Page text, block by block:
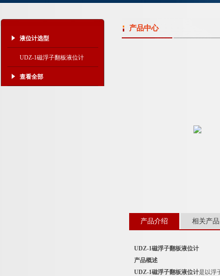
液位计选型
UDZ-1磁浮子翻板液位计
查看全部
产品中心
产品介绍 相关产品
UDZ-1磁浮子翻板液位计
产品概述
UDZ-1磁浮子翻板液位计是以浮